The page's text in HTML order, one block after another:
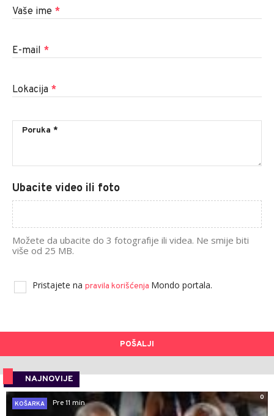
Vaše ime *
E-mail *
Lokacija *
Ubacite video ili foto
Možete da ubacite do 3 fotografije ili videa. Ne smije biti
više od 25 MB.
Pristajete na pravila korišćenja Mondo portala.
POŠALJI
NAJNOVIJE
0
KOŠARKA
Pre 11 min